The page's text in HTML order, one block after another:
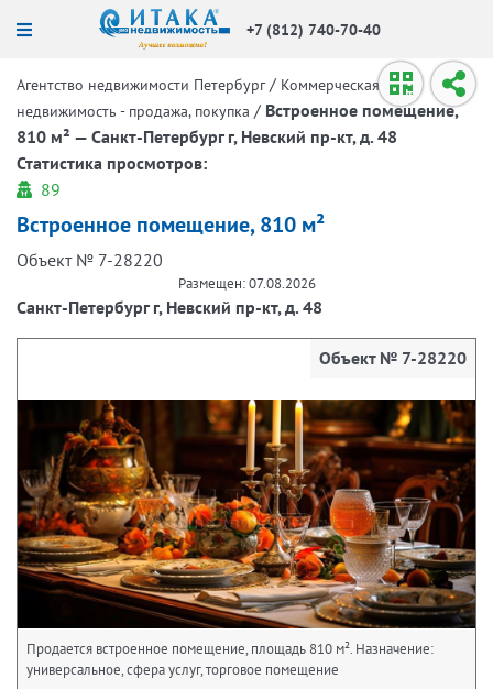
+7 (812) 740-70-40
Агентство недвижимости Петербург / Коммерческая
недвижимость - продажа, покупка / Встроенное помещение,
810 м² — Санкт-Петербург г, Невский пр-кт, д. 48
Статистика просмотров:
89
Встроенное помещение, 810 м²
Объект № 7-28220
Размещен: 07.08.2026
Санкт-Петербург г, Невский пр-кт, д. 48
Объект № 7-28220
Продается встроенное помещение, площадь 810 м². Назначение:
универсальное, сфера услуг, торговое помещение